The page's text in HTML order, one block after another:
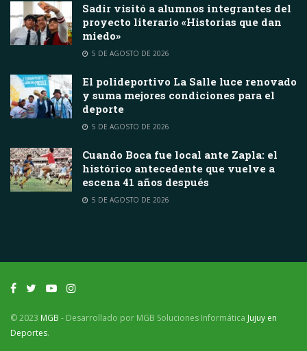
Sadir visitó a alumnos integrantes del
proyecto literario «Historias que dan
miedo»
5 DE AGOSTO DE 2026
El polideportivo La Salle luce renovado
y suma mejores condiciones para el
deporte
5 DE AGOSTO DE 2026
Cuando Boca fue local ante Zapla: el
histórico antecedente que vuelve a
escena 41 años después
5 DE AGOSTO DE 2026
© 2023 MGB - Desarrollado por MGB Soluciones Informática Jujuy en
Deportes.